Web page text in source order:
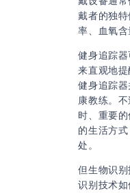
可
戴者的独
率、血氧含
健身追踪
来直观地
健身追踪
康教练。
时、重要
的生活方
处。
但生物识
识别技术